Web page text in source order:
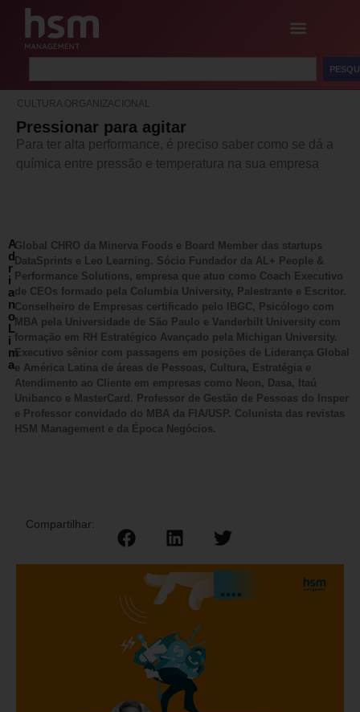
CULTURA ORGANIZACIONAL
Pressionar para agitar
Para ter alta performance, é preciso saber como se dá a
química entre pressão e temperatura na sua empresa
A
d
r
i
a
n
o
L
i
m
a
Global CHRO da Minerva Foods e Board Member das startups
DataSprints e Leo Learning. Sócio Fundador da AL+ People &
Performance Solutions, empresa que atuo como Coach Executivo
de CEOs formado pela Columbia University, Palestrante e Escritor.
Conselheiro de Empresas certificado pelo IBGC, Psicólogo com
MBA pela Universidade de São Paulo e Vanderbilt University com
formação em RH Estratégico Avançado pela Michigan University.
Executivo sênior com passagens em posições de Liderança Global
e América Latina de áreas de Pessoas, Cultura, Estratégia e
Atendimento ao Cliente em empresas como Neon, Dasa, Itaú
Unibanco e MasterCard. Professor de Gestão de Pessoas do Insper
e Professor convidado do MBA da FIA/USP. Colunista das revistas
HSM Management e da Época Negócios.
Compartilhar: